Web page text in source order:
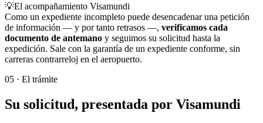
💡El acompañamiento Visamundi
Como un expediente incompleto puede desencadenar una petición
de información — y por tanto retrasos —, verificamos cada
documento de antemano y seguimos su solicitud hasta la
expedición. Sale con la garantía de un expediente conforme, sin
carreras contrarreloj en el aeropuerto.
05 · El trámite
Su solicitud, presentada por Visamundi